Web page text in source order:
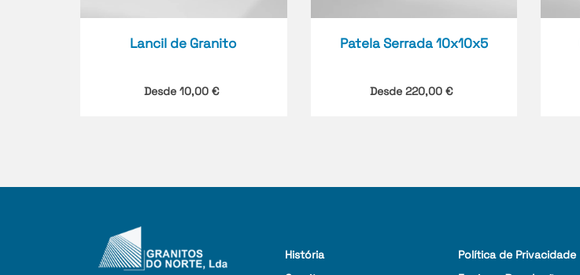
Lancil de Granito
Desde 10,00 €
Patela Serrada 10x10x5
Desde220,00€
História
Política de Privacidade